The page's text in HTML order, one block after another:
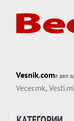
Vesnik.comе дел
Vecer.mk,